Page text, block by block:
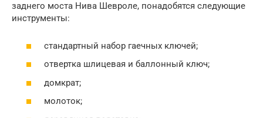
заднего моста Нива Шевроле, понадобятся следующие
инструменты:
стандартный набор гаечных ключей;
отвертка шлицевая и баллонный ключ;
домкрат;
молоток;